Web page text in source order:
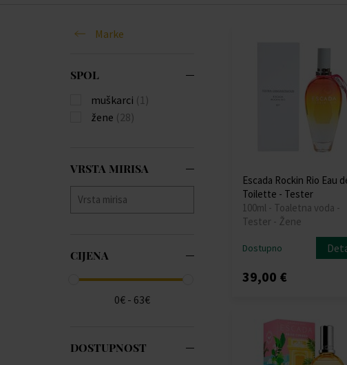
Marke
SPOL
muškarci (1)
žene (28)
VRSTA MIRISA
CIJENA
0€ - 63€
DOSTUPNOST
Escada Rockin Rio Eau
Toilette - Tester
100ml - Toaletna voda -
Tester - Žene
Dostupno
39,00 €